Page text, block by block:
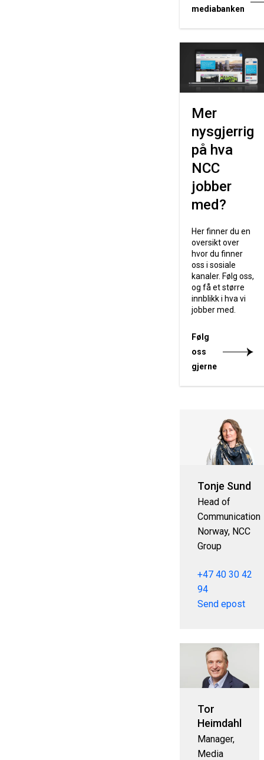
mediabanken
Mer
nysgjerrig
på hva
NCC
jobber
med?
Her finner du en
oversikt over
hvor du finner
oss i sosiale
kanaler. Følg oss,
og få et større
innblikk i hva vi
jobber med.
Følg
oss
gjerne
Tonje Sund
Head of
Communication
Norway, NCC
Group
+47 40 30 42
94
Send epost
Tor
Heimdahl
Manager,
Media